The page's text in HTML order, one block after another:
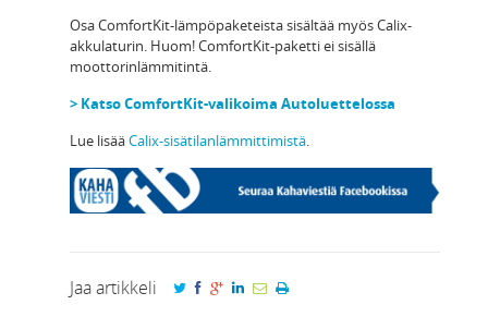
Osa ComfortKit-lämpöpaketeista sisältää myös Calix-
akkulaturin. Huom! ComfortKit-paketti ei sisällä
moottorinlämmitintä.
> Katso ComfortKit-valikoima Autoluettelossa
Lue lisääCalix-sisätilanlämmittimistä.
Jaa artikkeli